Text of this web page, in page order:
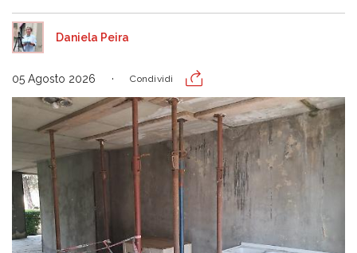
Daniela Peira
05 Agosto 2026 Condividi